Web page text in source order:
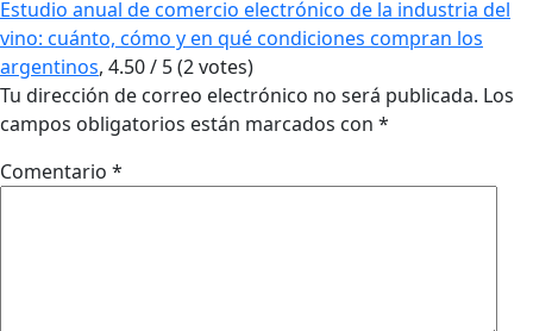
Estudio anual de comercio electrónico de la industria del
vino: cuánto, cómo y en qué condiciones compran los
argentinos, 4.50/ 5(2votes)
Tu dirección de correo electrónico no será publicada. Los
campos obligatorios están marcados con *
Comentario *